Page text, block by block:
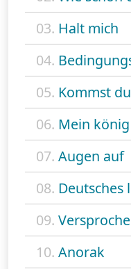
03. Halt mich
04.
05. Kommst
06. Mein könig
07. Augen auf
08. Deutsches
09.
10. Anorak